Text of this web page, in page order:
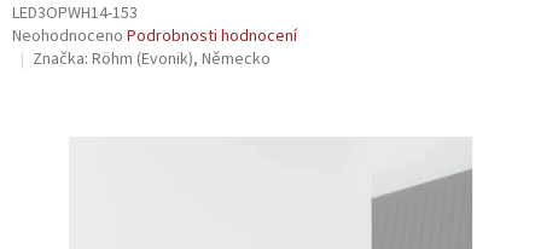
LED3OPWH14-153
Průměrné
hodnocení
Neohodnoceno Podrobnosti hodnocení
Značka: Röhm (Evonik), Německo